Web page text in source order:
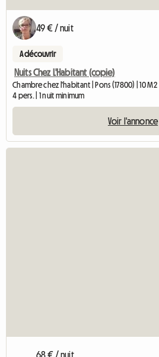
49 € / nuit
A découvrir
Nuits Chez L'Habitant (copie)
Chambre chez l'habitant | Pons (17800) | 10 M2
4 pers. | 1 nuit minimum
Voir l'annonce
68 € / nuit